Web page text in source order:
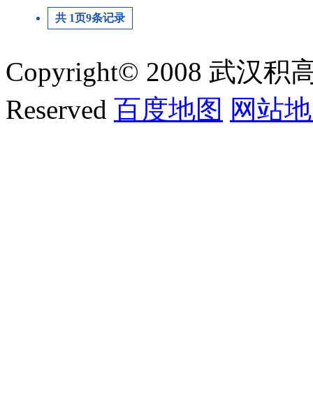
共 1页9条记录
Copyright© 2008 武汉积
Reserved 百度地图 网站